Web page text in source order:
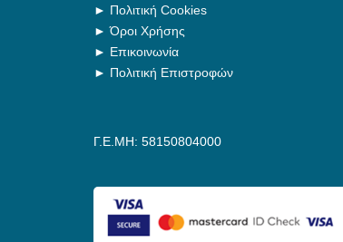
► Πολιτική Cookies
►Όροι Χρήσης
► Επικοινωνία
► Πολιτική Επιστροφών
Γ.Ε.ΜΗ: 58150804000